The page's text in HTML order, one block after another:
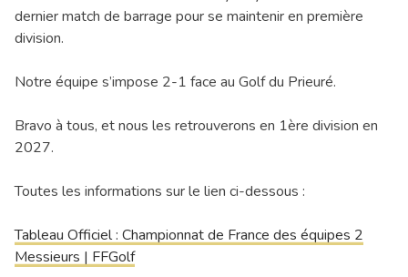
dernier match de barrage pour se maintenir en première
division.
Notre équipe s’impose 2-1 face au Golf du Prieuré.
Bravo à tous, et nous les retrouverons en 1ère division en
2027.
Toutes les informations sur le lien ci-dessous :
Tableau Officiel : Championnat de France des équipes 2
Messieurs | FFGolf